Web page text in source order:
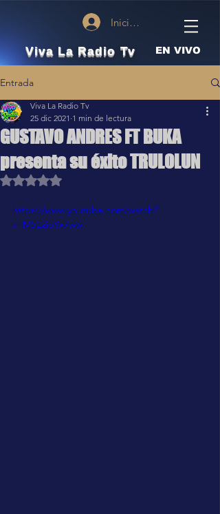
Iniciar sesión
Viva La Radio Tv EN VIVO
Entrada
GUSTAVO ANDRES FT BUKA
presenta su éxito TRULOLUN
Viva La Radio Tv
25 dic 2021 1 min de lectura
Obtuvo NaN de 5 estrellas.
https://www.youtube.com/watch?
v=M5E2ioYx7ww